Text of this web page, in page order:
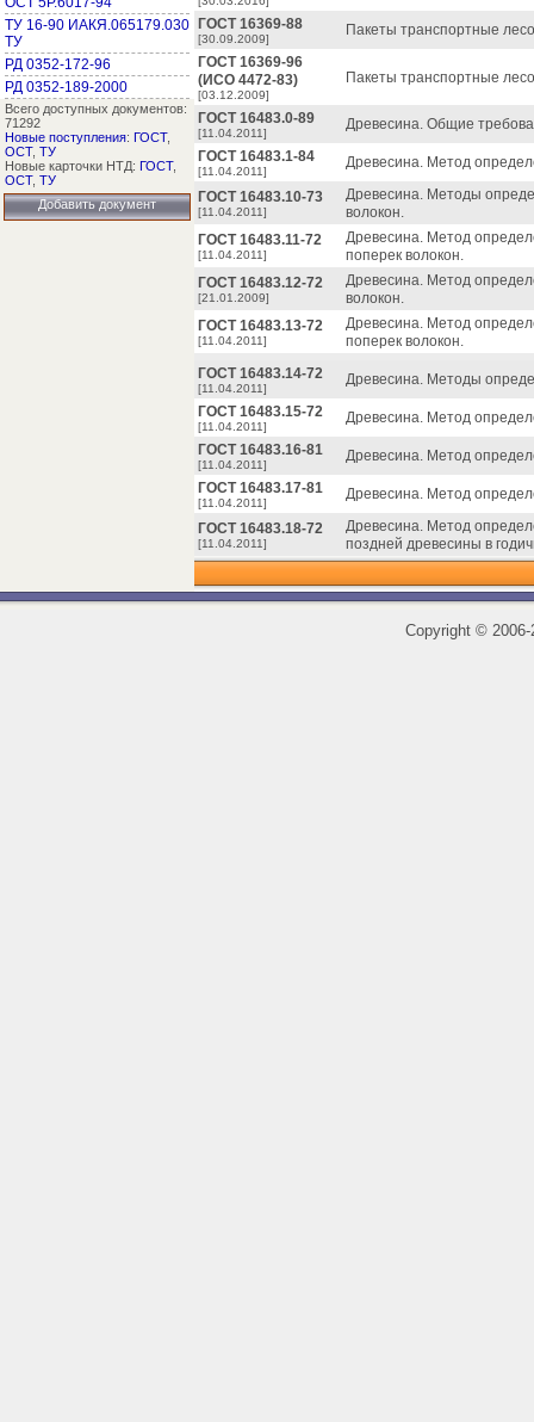
ТУ 16-90 ИАКЯ.065179.030
ТУ
РД 0352-172-96
РД 0352-189-2000
Всего доступных документов:
71292
Новые поступления: ГОСТ,
ОСТ, ТУ
Новые карточки НТД: ГОСТ,
ОСТ, ТУ
Добавить документ
ГОСТ 16369-88
[30.09.2009]
Пакеты транспортные
ГОСТ 16369-96
(ИСО 4472-83)
[03.12.2009]
Пакеты транспортные
ГОСТ 16483.0-89
[11.04.2011]
Древесина. Общие
ГОСТ 16483.1-84
[11.04.2011]
Древесина. Метод
ГОСТ 16483.10-73
[11.04.2011]
Древесина. Методы
волокон.
ГОСТ 16483.11-72
[11.04.2011]
Древесина. Метод
поперек волокон.
ГОСТ 16483.12-72
[21.01.2009]
Древесина. Метод
волокон.
ГОСТ 16483.13-72
[11.04.2011]
Древесина. Метод
поперек волокон.
ГОСТ 16483.14-72
[11.04.2011]
Древесина. Методы
ГОСТ 16483.15-72
[11.04.2011]
Древесина. Метод
ГОСТ 16483.16-81
[11.04.2011]
Древесина. Метод
ГОСТ 16483.17-81
[11.04.2011]
Древесина. Метод
ГОСТ 16483.18-72
[11.04.2011]
Древесина. Метод
поздней древесины в
Copyright ©